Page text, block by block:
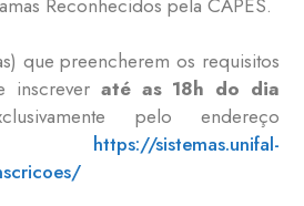
que preencherem os requisitos
inscrever até as 18h do dia
pelo endereço
https://sistemas.unifal-